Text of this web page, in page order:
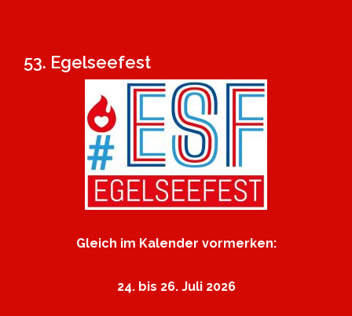
53. Egelseefest
Gleich im Kalender vormerken:
24. bis 26. Juli 2026